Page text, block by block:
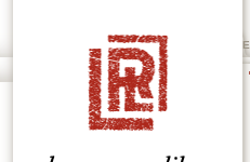
PRIX ROGER DEXTRE